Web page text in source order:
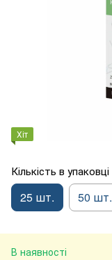
Хіт
Кількість в упаковці
25 шт. 50 шт.
В наявності